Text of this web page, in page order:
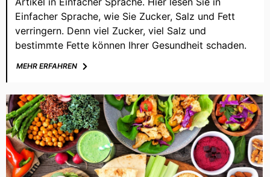
Einfacher Sprache, wie Sie Zucker, Salz und Fett
verringern. Denn viel Zucker, viel Salz und
bestimmte Fette können Ihrer Gesundheit schaden.
MEHR ERFAHREN